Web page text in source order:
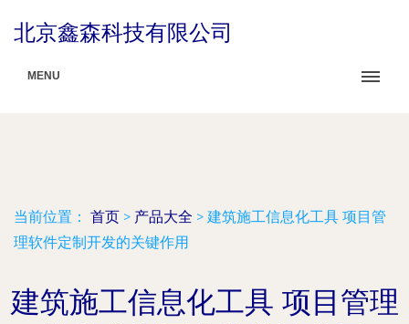
北京鑫森科技有限公司
MENU
当前位置： 首页 > 产品大全 > 建筑施工信息化工具 项目管
理软件定制开发的关键作用
建筑施工信息化工具 项目管理